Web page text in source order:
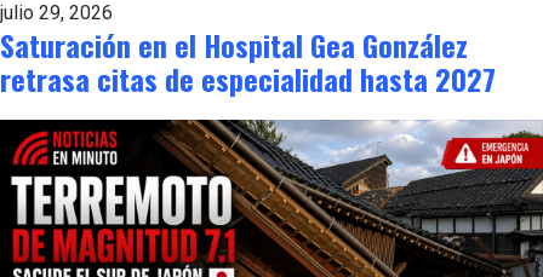
julio 29, 2026
Saturación en el Hospital Gea González
retrasa citas de especialidad hasta 2027